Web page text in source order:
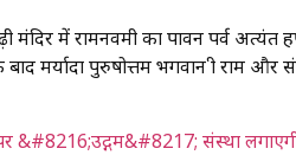
मंदिर में रामनवमी का पावन पर्व
मर्यादा पुरुषोत्तम भगवान श्री राम
संस्था लगाएगी